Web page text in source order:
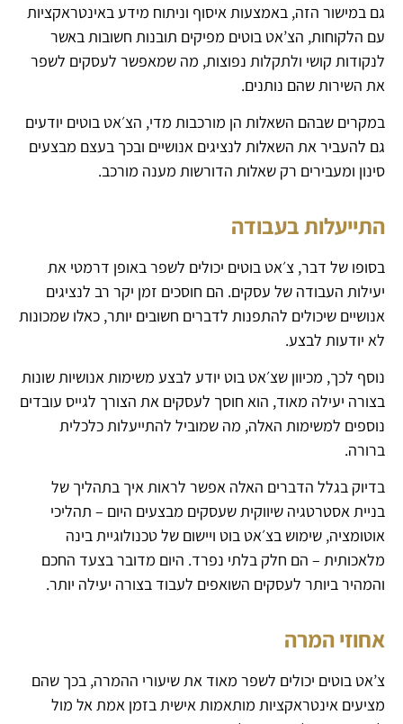
גם במישור הזה, באמצעות איסוף וניתוח מידע באינטראקציות
עם הלקוחות, הצ’אט בוטים מפיקים תובנות חשובות באשר
לנקודות קושי ולתקלות נפוצות, מה שמאפשר לעסקים לשפר
את השירות שהם נותנים.
במקרים שבהם השאלות הן מורכבות מדי, הצ׳אט בוטים יודעים
גם להעביר את השאלות לנציגים אנושיים ובכך בעצם מבצעים
סינון ומעבירים רק שאלות הדורשות מענה מורכב.
התייעלות בעבודה
בסופו של דבר, צ׳אט בוטים יכולים לשפר באופן דרמטי את
יעילות העבודה של עסקים. הם חוסכים זמן יקר רב לנציגים
אנושיים שיכולים להתפנות לדברים חשובים יותר, כאלו שמכונות
לא יודעות לבצע.
נוסף לכך, מכיוון שצ׳אט בוט יודע לבצע משימות אנושיות שונות
בצורה יעילה מאוד, הוא חוסך לעסקים את הצורך לגייס עובדים
נוספים למשימות האלה, מה שמוביל להתייעלות כלכלית
ברורה.
בדיוק בגלל הדברים האלה אפשר לראות איך בתהליך של
בניית אסטרטגיה שיווקית שעסקים מבצעים היום – תהליכי
אוטומציה, שימוש בצ׳אט בוט ויישום של טכנולוגיית בינה
מלאכותית – הם חלק בלתי נפרד. היום מדובר בצעד החכם
והמהיר ביותר לעסקים השואפים לעבוד בצורה יעילה יותר.
אחוזי המרה
צ’אט בוטים יכולים לשפר מאוד את שיעורי ההמרה, בכך שהם
מציעים אינטראקציות מותאמות אישית בזמן אמת אל מול